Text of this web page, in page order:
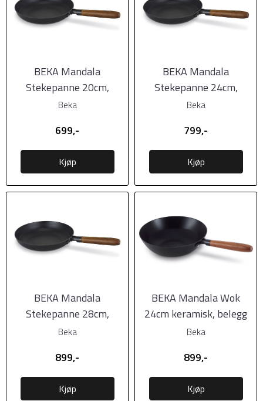
BEKA Mandala
Stekepanne 20cm,
keramisk belegg
Beka
699,-
Kjøp
BEKA Mandala
Stekepanne 24cm,
keramisk belegg
Beka
799,-
Kjøp
BEKA Mandala
Stekepanne 28cm,
keramisk belegg
Beka
899,-
Kjøp
BEKA Mandala Wok
24cm keramisk, belegg
Beka
899,-
Kjøp